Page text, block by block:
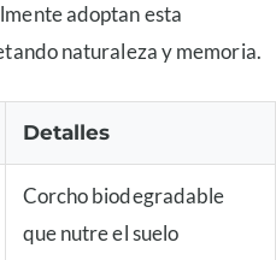
adoptan esta
naturaleza y memoria.
Detalles
Corcho biodegradable
que nutre el suelo